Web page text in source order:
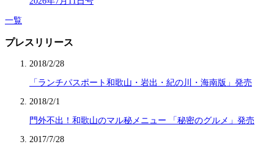
一覧
プレスリリース
2018/2/28
「ランチパスポート和歌山・岩出・紀の川・海南版」発売
2018/2/1
門外不出！和歌山のマル秘メニュー 「秘密のグルメ」発売
2017/7/28